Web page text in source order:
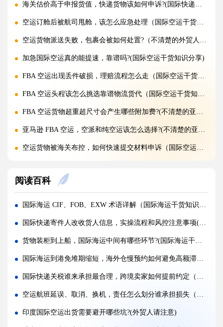
海关估价高于申报货值，快递货物该如何申诉?(国际快递干货知识分享)
空运订舱后被航司甩舱，该怎么应急处理（国际空运干货知识分享）
空运货物派送失败，包裹会被如何处置?（不清楚的外贸人看过来）
加急国际空运真的能提速，靠谱吗?(国际空运干货知识分享)
FBA 空运出现丢件破损，理赔流程怎么走（国际空运干货知识分享）
FBA 空运头程该怎么挑选靠谱物流货代（国际空运干货知识分享）
FBA 空运货物超重超尺寸会产生哪些附加费?(不清楚的亚马逊卖家看过来)
亚马逊 FBA 空运，空派和纯空运该怎么选择?(不清楚的亚马逊卖家看过来)
空运货物被海关布控，如何快速提交材料申诉（国际空运干货知识分享）
国际空运低申报被海关查到，罚款比例是多少?(国际空运干货知识分享)
国际空运的运单有什么作用，包含哪些关键信息（国际空运干货知识分享）
国内哪些港口是国际空运主流始发机场（国际空运干货知识分享）
什么是泡货、重货，国际空运分别怎么定价（国际空运干货知识分享）
国际空运直达与中转航班，该如何选择（不清楚的外贸人看过来）
国际空运客机和全货机分别适合运什么货物（国际空运干货知识分享）
国际空运直达与中转航班，该如何选择（国际快递干货知识分享）
国际空运完整运输流程分为哪几个步骤（国际空运干货知识分享）
阅读百科
国际海运 CIF、FOB、EXW 术语详解（国际海运干货知识分享）
国际快递寄件人改收货人信息，实操流程和风控注意事项(国际快递干货知识分享)
货物装柜到上船，国际海运中间有哪些环节?(国际海运干货知识分享)
国际海运到港免堆期缩短，海外仓慢预约如何避免高额滞港费（国际海运干货知识分享）
国际快递关税谁来承担最合理，跨境卖家如何提前约定（跨境电商卖家请注意）
空运航班延误、取消、换机，责任怎么划分谁承担损失（不清楚的跨境电商卖家请注意）
印度国际空运出货需要避开哪些坑?(外贸人请注意)